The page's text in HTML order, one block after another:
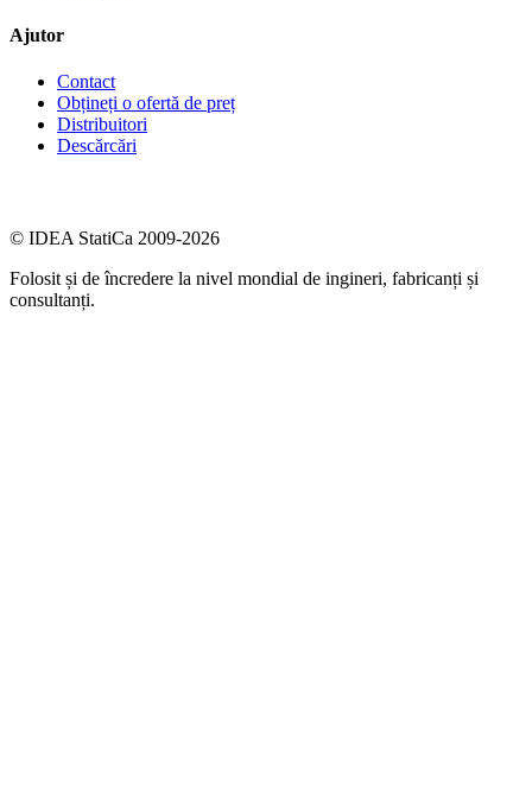
Ajutor
Contact
Obțineți o ofertă de preț
Distribuitori
Descărcări
© IDEA StatiCa 2009-2026
Folosit și de încredere la nivel mondial de ingineri, fabricanți și
consultanți.